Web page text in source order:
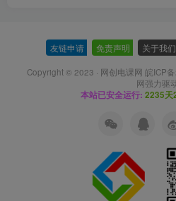
友链申请 免责声明 关于我们
Copyright © 2023 · 网创电课网 皖ICP
网强力驱
本站已安全运行: 2235天